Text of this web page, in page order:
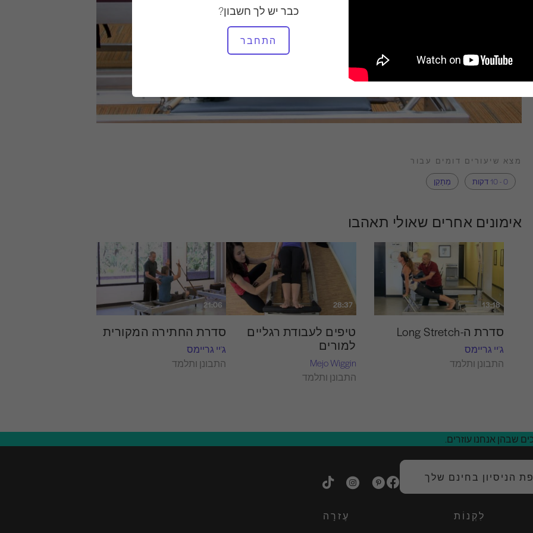
כבר יש לך חשבון?
התחבר
מצא שיעורים דומים עבור
0 - 10 דקות
מְתַקֵן
אימונים אחרים שאולי תאהבו
13:18
סדרת ה-Long Stretch
ג'יי גריימס
התבונן ותלמד
28:37
טיפים לעבודת רגליים
למורים
Mejo Wiggin
התבונן ותלמד
21:06
סדרת החתירה המקורית
ג'יי גריימס
התבונן ותלמד
שבהן אנחנו עוזרים.
הניסיון בחינם שלך
לִקְנוֹת עֶזרָה